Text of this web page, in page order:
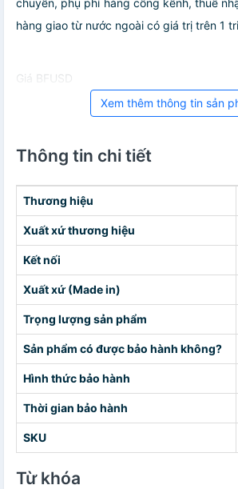
chuyển, phụ phí hàng cồng kềnh, thuế
hàng giao từ nước ngoài có giá trị trên 1
Giá BFUSD
Xem thêm thông tin sản
Thông tin chi tiết
Thương hiệu
Xuất xứ thương hiệu
Kết nối
Xuất xứ (Made in)
Trọng lượng sản phẩm
Sản phẩm có được bảo hành không?
Hình thức bảo hành
Thời gian bảo hành
SKU
Từ khóa